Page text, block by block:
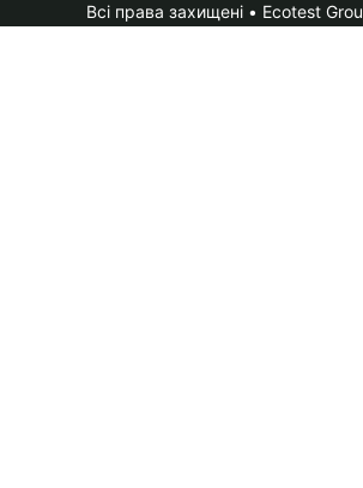
Всі права захищені • Ecotest